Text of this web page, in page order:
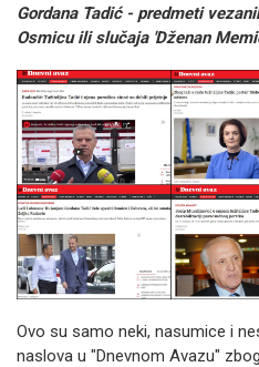
Gordana Tadić - predmeti
Osmicu ili slučaja 'Dženan
Ovo su samo neki, nasumice i
naslova u "Dnevnom Avazu"